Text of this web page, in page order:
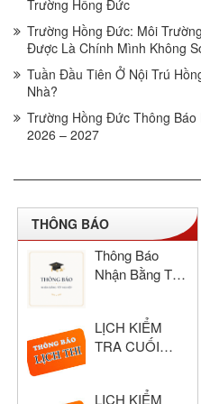
Trường Hồng Đức
Trường Hồng Đức: Môi
Được Là Chính Mình Không
Tuần Đầu Tiên Ở Nội Trú
Nhà?
Trường Hồng Đức Thông
2026 – 2027
THÔNG BÁO
Thông Báo
Nhận Bằng Tốt
Đức Năm Học
2024–2025
LỊCH KIỂM
TRA CUỐI
LỊCH KIỂM